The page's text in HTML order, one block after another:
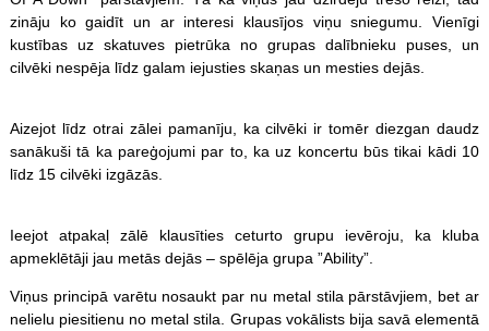
zināju ko gaidīt un ar interesi klausījos viņu sniegumu. Vienīgi
kustības uz skatuves pietrūka no grupas dalībnieku puses, un
cilvēki nespēja līdz galam iejusties skaņas un mesties dejās.
Aizejot līdz otrai zālei pamanīju, ka cilvēki ir tomēr diezgan daudz
sanākuši tā ka pareģojumi par to, ka uz koncertu būs tikai kādi 10
līdz 15 cilvēki izgāzās.
Ieejot atpakaļ zālē klausīties ceturto grupu ievēroju, ka kluba
apmeklētāji jau metās dejās – spēlēja grupa ”Ability”.
Viņus principā varētu nosaukt par nu metal stila pārstāvjiem, bet ar
nelielu piesitienu no metal stila. Grupas vokālists bija savā elementā